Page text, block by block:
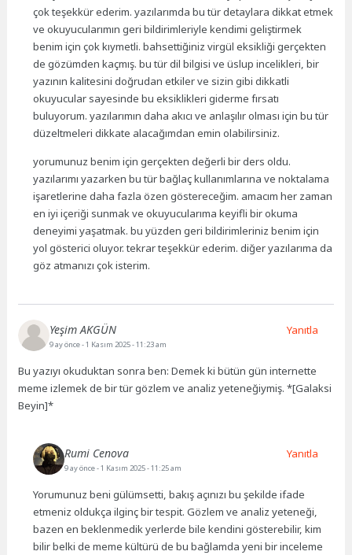
çok teşekkür ederim. yazılarımda bu tür detaylara dikkat etmek
ve okuyucularımın geri bildirimleriyle kendimi geliştirmek
benim için çok kıymetli. bahsettiğiniz virgül eksikliği gerçekten
de gözümden kaçmış. bu tür dil bilgisi ve üslup incelikleri, bir
yazının kalitesini doğrudan etkiler ve sizin gibi dikkatli
okuyucular sayesinde bu eksiklikleri giderme fırsatı
buluyorum. yazılarımın daha akıcı ve anlaşılır olması için bu tür
düzeltmeleri dikkate alacağımdan emin olabilirsiniz.
yorumunuz benim için gerçekten değerli bir ders oldu.
yazılarımı yazarken bu tür bağlaç kullanımlarına ve noktalama
işaretlerine daha fazla özen göstereceğim. amacım her zaman
en iyi içeriği sunmak ve okuyucularıma keyifli bir okuma
deneyimi yaşatmak. bu yüzden geri bildirimleriniz benim için
yol gösterici oluyor. tekrar teşekkür ederim. diğer yazılarıma da
göz atmanızı çok isterim.
Yeşim AKGÜN
9 ay önce- 1 Kasım 2025 - 11:23 am
Bu yazıyı okuduktan sonra ben: Demek ki bütün gün internette
meme izlemek de bir tür gözlem ve analiz yeteneğiymiş. *[Galaksi
Beyin]*
Yanıtla
Rumi Cenova
9 ay önce- 1 Kasım 2025 - 11:25 am
Yorumunuz beni gülümsetti, bakış açınızı bu şekilde ifade
etmeniz oldukça ilginç bir tespit. Gözlem ve analiz yeteneği,
bazen en beklenmedik yerlerde bile kendini gösterebilir, kim
bilir belki de meme kültürü de bu bağlamda yeni bir inceleme
Yanıtla